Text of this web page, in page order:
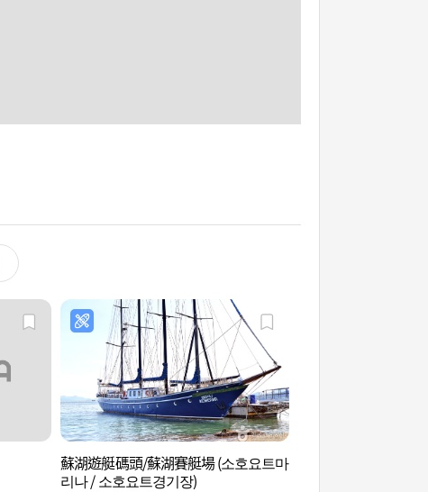
蘇湖遊艇碼頭/蘇湖賽艇場 (소호요트마
리나 / 소호요트경기장)